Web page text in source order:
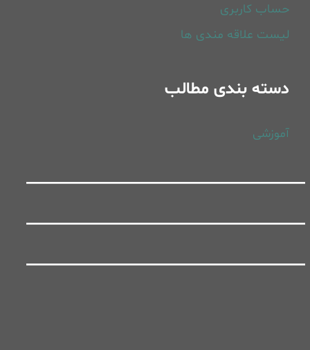
حساب کاربری
لیست علاقه مندی ها
دسته بندی مطالب
آموزشی